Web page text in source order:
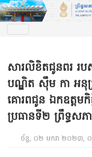
សារលិខិតជូនពរ រ
បណ្ឌិត ស៊ឹម កា អនុ
គោរពជូន ឯកឧត្តម
ប្រធានទី២ ព្រឹទ្ធសភ
ច័ន្ទ, ០២ មករា ២០២៣,